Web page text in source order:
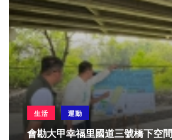
生活 運動
會勘大甲幸福里國道三號橋下空間 臺中市議員施志